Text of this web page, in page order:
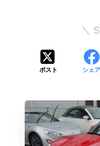
ポスト シェア